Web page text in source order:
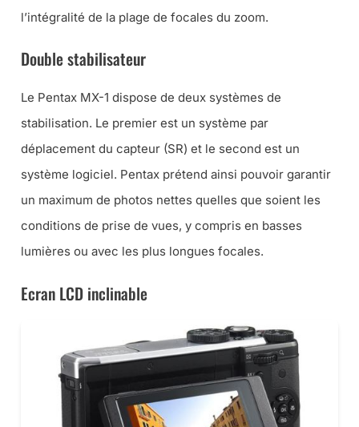
l’intégralité de la plage de focales du zoom.
Double stabilisateur
Le Pentax MX-1 dispose de deux systèmes de
stabilisation. Le premier est un système par
déplacement du capteur (SR) et le second est un
système logiciel. Pentax prétend ainsi pouvoir garantir
un maximum de photos nettes quelles que soient les
conditions de prise de vues, y compris en basses
lumières ou avec les plus longues focales.
Ecran LCD inclinable